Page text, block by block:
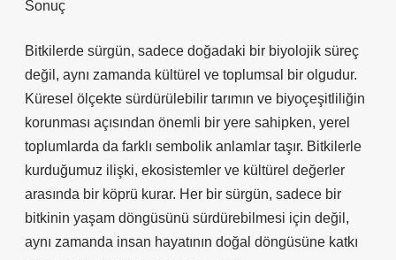
Sonuç
Bitkilerde sürgün, sadece doğadaki bir biyolojik süreç
değil, aynı zamanda kültürel ve toplumsal bir olgudur.
Küresel ölçekte sürdürülebilir tarımın ve biyoçeşitliliğin
korunması açısından önemli bir yere sahipken, yerel
toplumlarda da farklı sembolik anlamlar taşır. Bitkilerle
kurduğumuz ilişki, ekosistemler ve kültürel değerler
arasında bir köprü kurar. Her bir sürgün, sadece bir
bitkinin yaşam döngüsünü sürdürebilmesi için değil,
aynı zamanda insan hayatının doğal döngüsüne katkı